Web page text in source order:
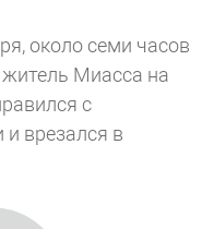
около семи часов
Миасса на
с
и врезался в